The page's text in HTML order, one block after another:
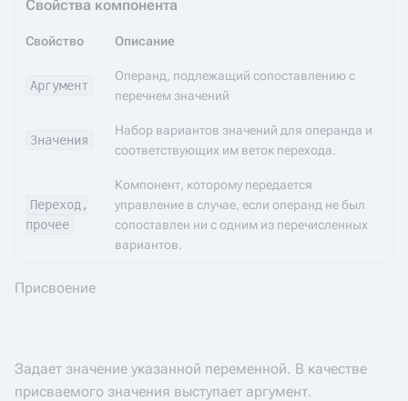
Свойства компонента
Свойство Описание
Аргумент
Операнд, подлежащий сопоставлению с
перечнем значений
Значения
Набор вариантов значений для операнда и
соответствующих им веток перехода.
Переход,
прочее
Компонент, которому передается
управление в случае, если операнд не был
сопоставлен ни с одним из перечисленных
вариантов.
Присвоение
Задает значение указанной переменной. В качестве
присваемого значения выступает аргумент.